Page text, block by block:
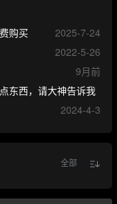
购买
2025-7-24
2022-5-26
9月前
东西，请大神告诉我
2024-4-3
全部